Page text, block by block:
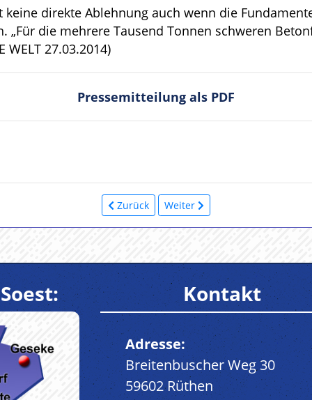
direkte Ablehnung auch wenn die
„Für die mehrere Tausend Tonnen schweren
27.03.2014)
Pressemitteilung als PDF
Zurück Weiter
Kontakt
Adresse:
Breitenbuscher Weg 30
59602 Rüthen